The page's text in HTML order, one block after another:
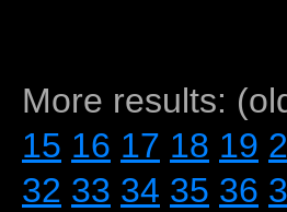
More results:
15 16 17 18 19
32 33 34 35 36